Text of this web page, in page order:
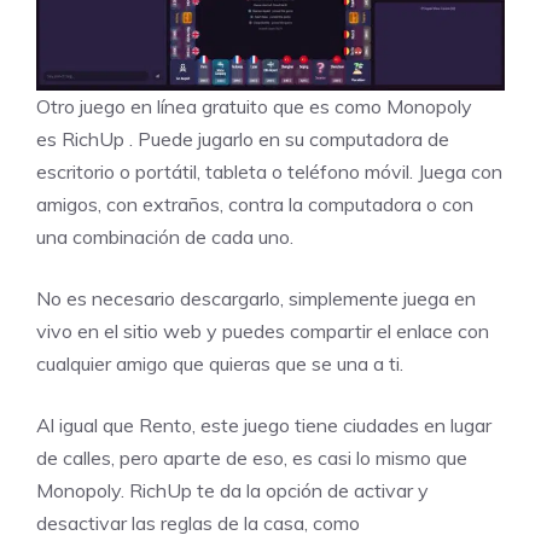
Otro juego en línea gratuito que es como Monopoly
es RichUp . Puede jugarlo en su computadora de
escritorio o portátil, tableta o teléfono móvil. Juega con
amigos, con extraños, contra la computadora o con
una combinación de cada uno.
No es necesario descargarlo, simplemente juega en
vivo en el sitio web y puedes compartir el enlace con
cualquier amigo que quieras que se una a ti.
Al igual que Rento, este juego tiene ciudades en lugar
de calles, pero aparte de eso, es casi lo mismo que
Monopoly. RichUp te da la opción de activar y
desactivar las reglas de la casa, como